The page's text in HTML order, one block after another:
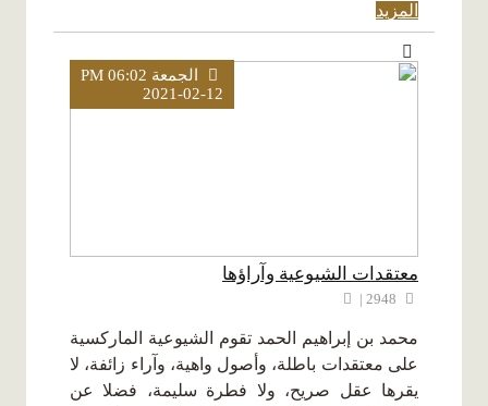
المزيد
الجمعة PM 06:02
2021-02-12
معتقدات الشيوعية وآراؤها
محمد بن إبراهيم الحمد تقوم الشيوعية الماركسية
على معتقدات باطلة، وأصول واهية، وآراء زائفة، لا
يقرها عقل صريح، ولا فطرة سليمة، فضلا عن